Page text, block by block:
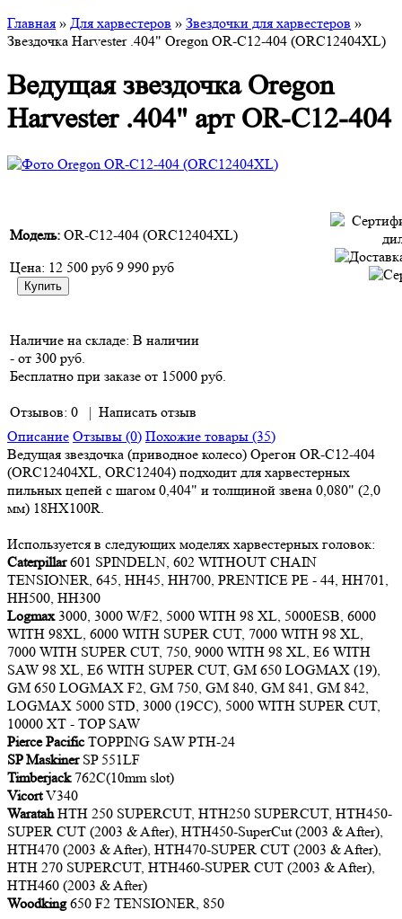
Главная » Для харвестеров » Звездочки для харвестеров »
Звездочка Harvester .404" Oregon OR-C12-404 (ORC12404XL)
Ведущая звездочка Oregon
Harvester .404" арт OR-C12-404
Модель: OR-C12-404 (ORC12404XL)
Цена: 12 500 руб 9 990 руб
Наличие на складе: В наличии
- от 300 руб.
Бесплатно при заказе от 15000 руб.
Отзывов: 0 | Написать отзыв
Описание Отзывы (0) Похожие товары (35)
Ведущая звездочка (приводное колесо) Орегон OR-C12-404
(ORC12404XL, ORC12404) подходит для харвестерных
пильных цепей с шагом 0,404" и толщиной звена 0,080" (2,0
мм) 18HX100R.
Используется в следующих моделях харвестерных головок:
Caterpillar601 SPINDELN, 602 WITHOUT CHAIN
TENSIONER, 645, HH45, HH700, PRENTICE PE - 44, HH701,
HH500, HH300
Logmax 3000, 3000 W/F2, 5000 WITH 98 XL, 5000ESB, 6000
WITH 98XL, 6000 WITH SUPER CUT, 7000 WITH 98 XL,
7000 WITH SUPER CUT, 750, 9000 WITH 98 XL, E6 WITH
SAW 98 XL, E6 WITH SUPER CUT, GM 650 LOGMAX (19),
GM 650 LOGMAX F2, GM 750, GM 840, GM 841, GM 842,
LOGMAX 5000 STD, 3000 (19CC), 5000 WITH SUPER CUT,
10000 XT - TOP SAW
Pierce PacificTOPPING SAW PTH-24
SP MaskinerSP 551LF
Timberjack762C(10mm slot)
VicortV340
WaratahHTH 250 SUPERCUT, HTH250 SUPERCUT, HTH450-
SUPER CUT (2003 & After), HTH450-SuperCut (2003 & After),
HTH470 (2003 & After), HTH470-SUPER CUT (2003 & After),
HTH 270 SUPERCUT, HTH460-SUPER CUT (2003 & After),
HTH460 (2003 & After)
Woodking650 F2 TENSIONER, 850